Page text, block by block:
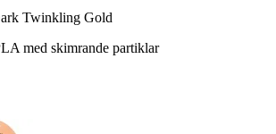
Twinkling Gold
med skimrande partiklar